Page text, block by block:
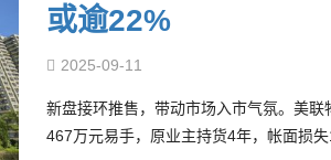
或逾22%
2025-09-11
新盘接环推售，带动市场入市气氛。美
467万元易手，原业主持货4年，帐面损